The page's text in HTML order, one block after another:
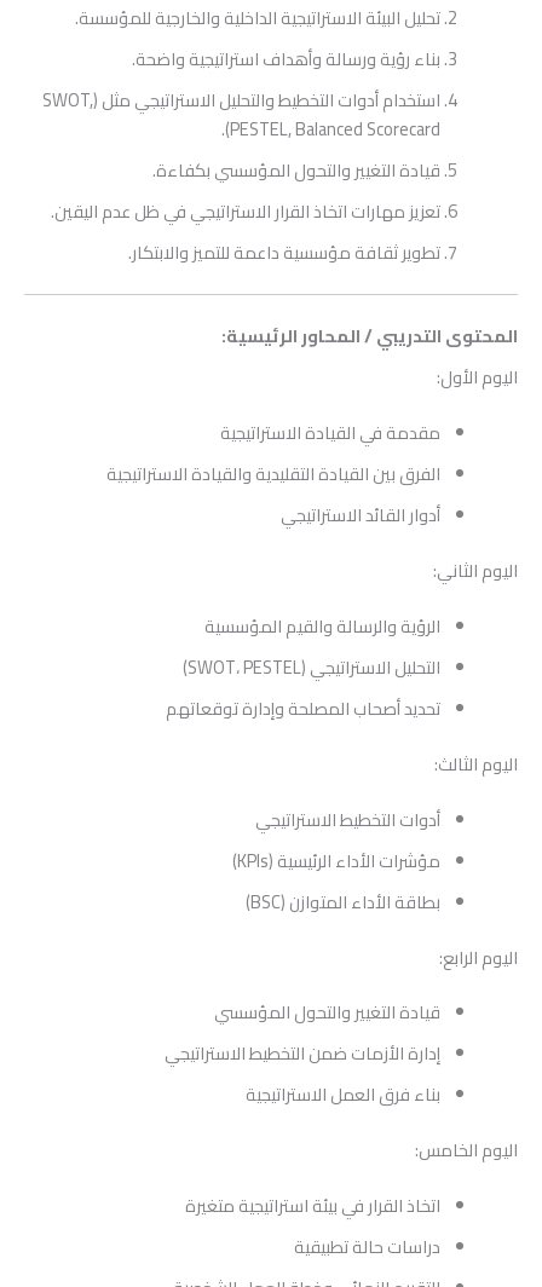
تحليل البيئة الاستراتيجية الداخلية والخارجية للمؤسسة.
بناء رؤية ورسالة وأهداف استراتيجية واضحة.
استخدام أدوات التخطيط والتحليل الاستراتيجي مثل (SWOT,
PESTEL, Balanced Scorecard).
قيادة التغيير والتحول المؤسسي بكفاءة.
تعزيز مهارات اتخاذ القرار الاستراتيجي في ظل عدم اليقين.
تطوير ثقافة مؤسسية داعمة للتميز والابتكار.
المحتوى التدريبي / المحاور الرئيسية:
اليوم الأول:
مقدمة في القيادة الاستراتيجية
الفرق بين القيادة التقليدية والقيادة الاستراتيجية
أدوار القائد الاستراتيجي
اليوم الثاني:
الرؤية والرسالة والقيم المؤسسية
التحليل الاستراتيجي (SWOT، PESTEL)
تحديد أصحاب المصلحة وإدارة توقعاتهم
اليوم الثالث:
أدوات التخطيط الاستراتيجي
مؤشرات الأداء الرئيسية (KPIs)
بطاقة الأداء المتوازن (BSC)
اليوم الرابع:
قيادة التغيير والتحول المؤسسي
إدارة الأزمات ضمن التخطيط الاستراتيجي
بناء فرق العمل الاستراتيجية
اليوم الخامس:
اتخاذ القرار في بيئة استراتيجية متغيرة
دراسات حالة تطبيقية